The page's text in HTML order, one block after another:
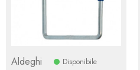
Aldeghi Disponibile